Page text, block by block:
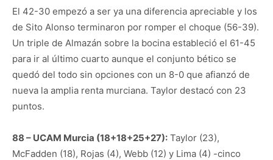
El 42-30 empezó a ser ya una diferencia apreciable y los
de Sito Alonso terminaron por romper el choque (56-39).
Un triple de Almazán sobre la bocina estableció el 61-45
para ir al último cuarto aunque el conjunto bético se
quedó del todo sin opciones con un 8-0 que afianzó de
nueva la amplia renta murciana. Taylor destacó con 23
puntos.
88 – UCAM Murcia (18+18+25+27): Taylor (23),
McFadden (18), Rojas (4), Webb (12) y Lima (4) -cinco